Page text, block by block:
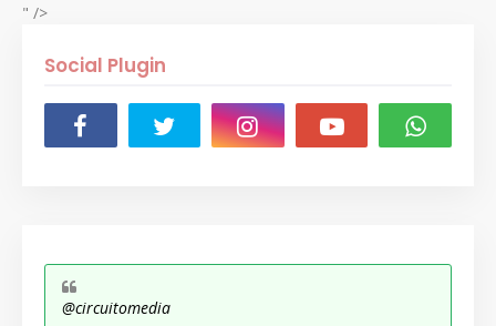
" />
Social Plugin
@circuitomedia